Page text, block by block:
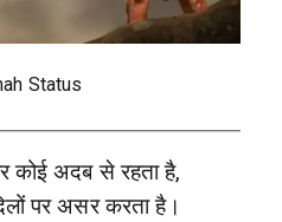
Status
कोई अदब से रहता है,
पर असर करता है।